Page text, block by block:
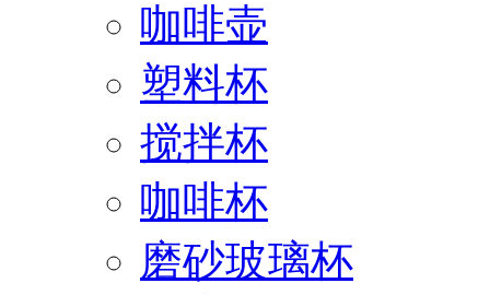
咖啡壶
塑料杯
搅拌杯
咖啡杯
磨砂玻璃杯